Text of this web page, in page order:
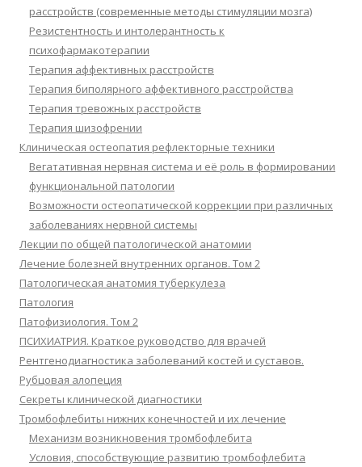
расстройств (современные методы стимуляции мозга)
Резистентность и интолерантность к
психофармакотерапии
Терапия аффективных расстройств
Терапия биполярного аффективного расстройства
Терапия тревожных расстройств
Терапия шизофрении
Клиническая остеопатия рефлекторные техники
Вегатативная нервная система и её роль в формировании
функциональной патологии
Возможности остеопатической коррекции при различных
заболеваниях нервной системы
Лекции по общей патологической анатомии
Лечение болезней внутренних органов. Том 2
Патологическая анатомия туберкулеза
Патология
Патофизиология. Том 2
ПСИХИАТРИЯ. Краткое руководство для врачей
Рентгенодиагностика заболеваний костей и суставов.
Рубцовая алопеция
Секреты клинической диагностики
Тромбофлебиты нижних конечностей и их лечение
Механизм возникновения тромбофлебита
Условия, способствующие развитию тромбофлебита